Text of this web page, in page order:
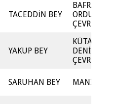
TACEDDİN BEY
BAFRA-
ORDU
ÇEVRESİ
YAKUP BEY
KÜTAHYA
DENİZLİ
ÇEVRESİ
SARUHAN BEY MANİSA